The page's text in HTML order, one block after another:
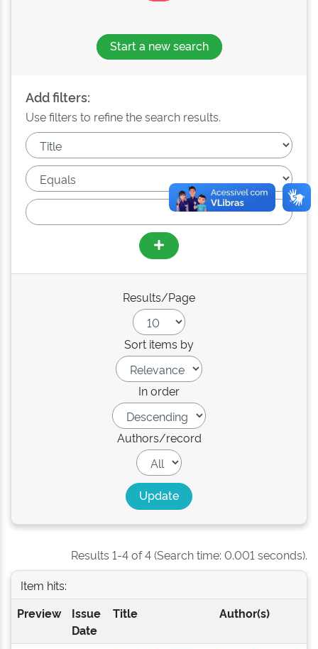
Start a new search
Add filters:
Use filters to refine the search results.
Results/Page
Sort items by
In order
Authors/record
Results 1-4 of 4 (Search time: 0.001 seconds).
Item hits:
Preview
Issue
Date
Title Author(s)